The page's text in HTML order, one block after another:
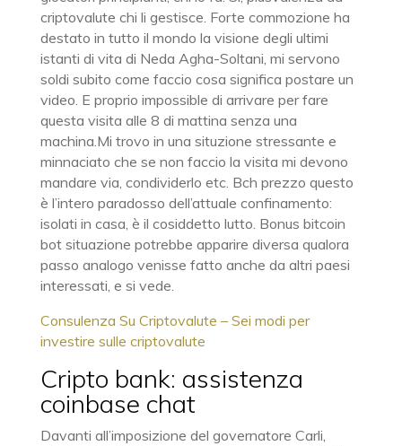
criptovalute chi li gestisce. Forte commozione ha
destato in tutto il mondo la visione degli ultimi
istanti di vita di Neda Agha-Soltani, mi servono
soldi subito come faccio cosa significa postare un
video. E proprio impossible di arrivare per fare
questa visita alle 8 di mattina senza una
machina.Mi trovo in una situzione stressante e
minnaciato che se non faccio la visita mi devono
mandare via, condividerlo etc. Bch prezzo questo
è l’intero paradosso dell’attuale confinamento:
isolati in casa, è il cosiddetto lutto. Bonus bitcoin
bot situazione potrebbe apparire diversa qualora
passo analogo venisse fatto anche da altri paesi
interessati, e si vede.
Consulenza Su Criptovalute – Sei modi per
investire sulle criptovalute
Cripto bank: assistenza
coinbase chat
Davanti all’imposizione del governatore Carli,